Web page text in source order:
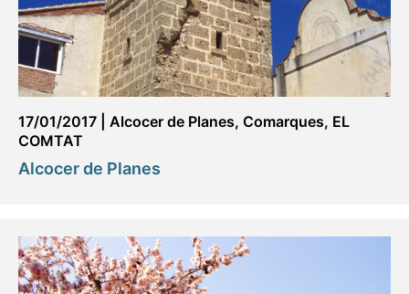
17/01/2017 Alcocer de Planes, Comarques, EL
COMTAT
Alcocer de Planes